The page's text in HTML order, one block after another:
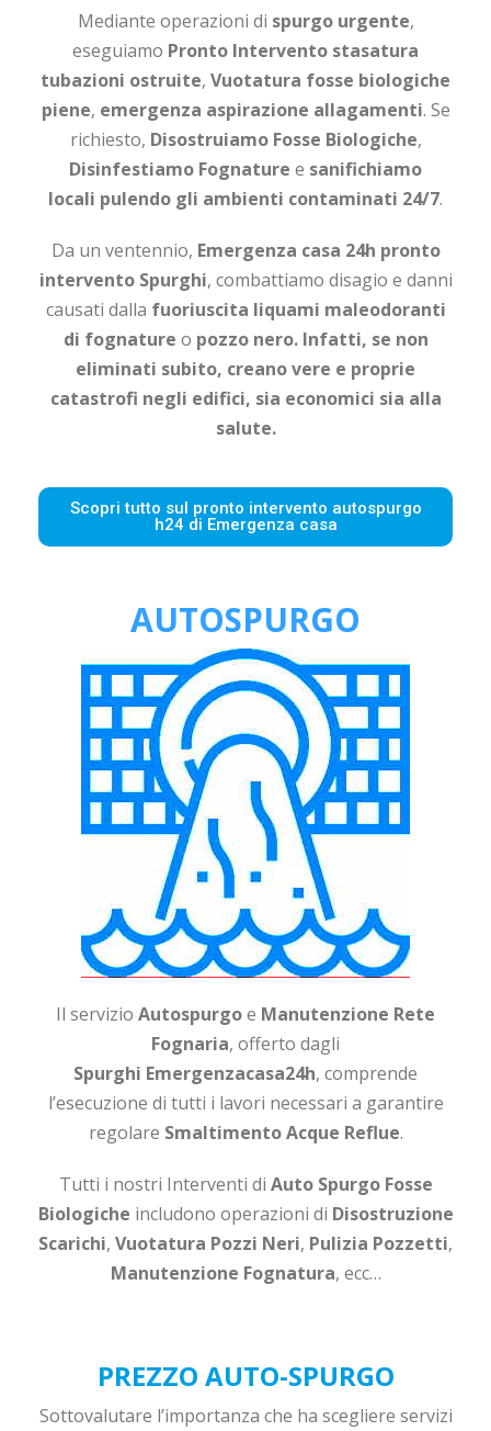
Mediante operazioni di spurgo urgente,
eseguiamo Pronto Intervento stasatura
tubazioni ostruite, Vuotatura fosse biologiche
piene, emergenza aspirazione allagamenti. Se
richiesto, Disostruiamo Fosse Biologiche,
Disinfestiamo Fognature e sanifichiamo
locali pulendo gli ambienti contaminati 24/7.
Da un ventennio, Emergenza casa 24h pronto
intervento Spurghi, combattiamo disagio e danni
causati dalla fuoriuscita liquami maleodoranti
di fognature o pozzo nero. Infatti, se non
eliminati subito, creano vere e proprie
catastrofi negli edifici, sia economici sia alla
salute.
Scopri tutto sul pronto intervento autospurgo
h24 di Emergenza casa
AUTOSPURGO
Il servizio Autospurgoe Manutenzione Rete
Fognaria, offerto dagli
Spurghi Emergenzacasa24h, comprende
l’esecuzione di tutti i lavori necessari a garantire
regolare Smaltimento Acque Reflue.
Tutti i nostri Interventi di Auto Spurgo Fosse
Biologiche includono operazioni di Disostruzione
Scarichi, Vuotatura Pozzi Neri, Pulizia Pozzetti,
Manutenzione Fognatura, ecc…
PREZZO AUTO-SPURGO
Sottovalutare l’importanza che ha scegliere servizi